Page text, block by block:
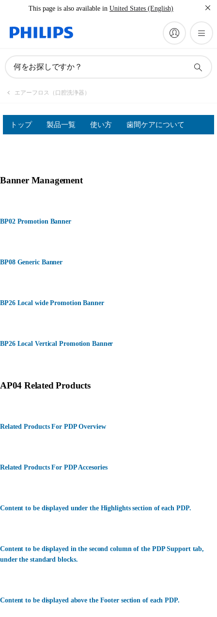
This page is also available in United States (English)
何をお探しですか？
エアーフロス（口腔洗浄器）
トップ 製品一覧 使い方 歯間ケアについて
Banner Management
BP02 Promotion Banner
BP08 Generic Banner
BP26 Local wide Promotion Banner
BP26 Local Vertical Promotion Banner
AP04 Related Products
Related Products For PDP Overview
Related Products For PDP Accesories
Content to be displayed under the Highlights section of each PDP.
Content to be displayed in the second column of the PDP Support tab,
under the standard blocks.
Content to be displayed above the Footer section of each PDP.